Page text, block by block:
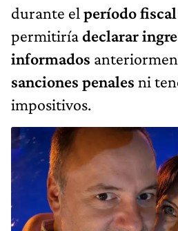
durante el período
permitiríadeclarar
informados
sanciones penales ni
impositivos.